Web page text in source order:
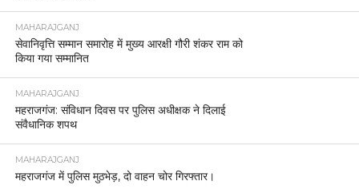
MAHARAJGANJ
सेवानिवृत्ति सम्मान समारोह में मुख्य आरक्षी गौरी शंकर राम को
किया गया सम्मानित
MAHARAJGANJ
महराजगंज: संविधान दिवस पर पुलिस अधीक्षक ने दिलाई
संवैधानिक शपथ
MAHARAJGANJ
महराजगंज में पुलिस मुठभेड़, दो वाहन चोर गिरफ्तार।